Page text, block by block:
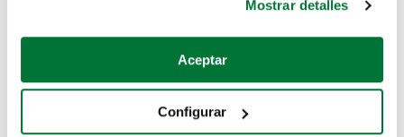
Si lo permite, también quisiéramos:
Recopilar información sobre su ubicación geográfica
Identificar su dispositivo analizándolo activamente
Mostrar detalles
Aceptar
Configurar
Coches de segunda mano
Coches de km0